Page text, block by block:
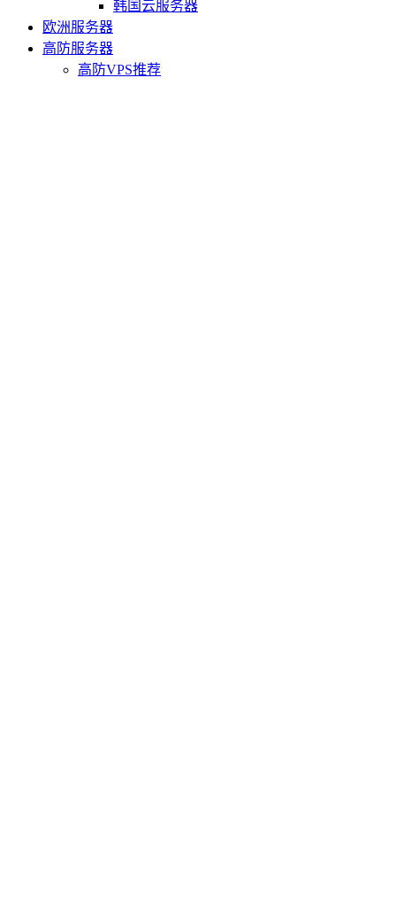
韩国云服务器
欧洲服务器
高防服务器
高防VPS推荐